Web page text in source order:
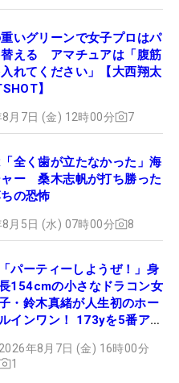
いグリーンで女子プロはパ
替える アマチュアは「腹筋
れてください」【大西翔太
】
月7日 (金) 12時00分 7
全く歯が立たなかった」海
ー 桑木志帆が打ち勝った
の恐怖
月5日 (水) 07時00分 8
「パーティーしようぜ！」身
154cmの小さなドラコン女
・鈴木真緒が人生初のホー
ルインワン！ 173yを5番アイ
2026年8月7日 (金) 16時00分
1